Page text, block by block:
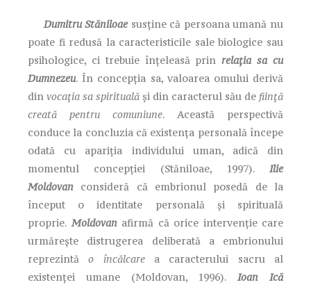
Dumitru Stăniloaesusține că persoana umană nu
poate fi redusă la caracteristicile sale biologice sau
psihologice, ci trebuie înțeleasă prinrelația sa cu
Dumnezeu. În concepția sa, valoarea omului derivă
din vocația sa spirituală și din caracterul său de ființă
creată pentru comuniune. Această perspectivă
conduce la concluzia că existența personală începe
odată cu apariția individului uman, adică din
momentul concepției (Stăniloae, 1997). Ilie
Moldovan consideră că embrionul posedă de la
început o identitate personală și spirituală
proprie.Moldovan afirmă că orice intervenție care
urmărește distrugerea deliberată a embrionului
reprezintăo încălcarea caracterului sacru al
existenței umane (Moldovan, 1996).Ioan Ică